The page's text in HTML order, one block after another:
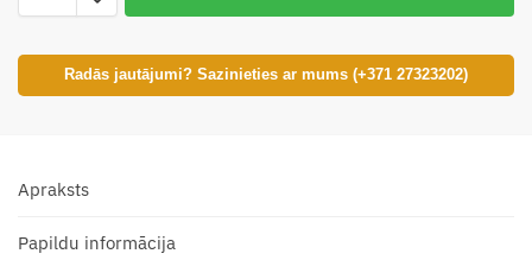
Radās jautājumi? Sazinieties ar mums (+371 27323202)
Apraksts
Papildu informācija